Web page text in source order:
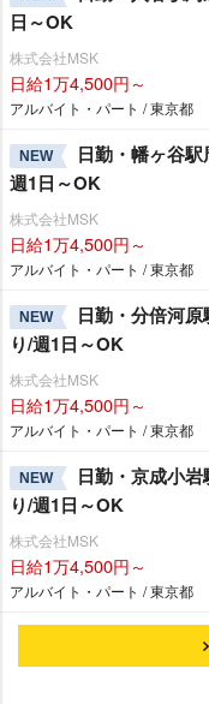
日～OK
株式会社MSK
日給1万4,500円～
アルバイト・パート / 東京都
NEW
日勤・幡ヶ谷
週1日～OK
株式会社MSK
日給1万4,500円～
アルバイト・パート / 東京都
NEW
日勤・分倍河
り/週1日～OK
株式会社MSK
日給1万4,500円～
アルバイト・パート / 東京都
NEW
日勤・京成小
り/週1日～OK
株式会社MSK
日給1万4,500円～
アルバイト・パート / 東京都